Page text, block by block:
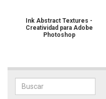
Ink Abstract Textures -
Creatividad para Adobe
Photoshop
Search for: